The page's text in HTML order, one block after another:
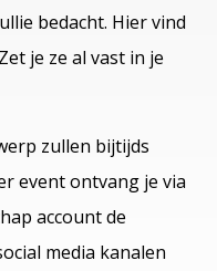
bedacht. Hier vind
je ze al vast in je
zullen bijtijds
event ontvang je via
account de
media kanalen